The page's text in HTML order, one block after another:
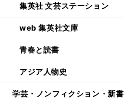
集英社 文芸ステーション
web 集英社文庫
青春と読書
アジア人物史
学芸・ノンフィクション・新書